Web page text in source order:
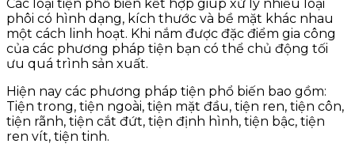
Các loại tiện phổ biến kết hợp giúp xử lý nhiều loại
phôi có hình dạng, kích thước và bề mặt khác nhau
một cách linh hoạt. Khi nắm được đặc điểm gia công
của các phương pháp tiện bạn có thể chủ động tối
ưu quá trình sản xuất.
Hiện nay các phương pháp tiện phổ biến bao gồm:
Tiện trong, tiện ngoài, tiện mặt đầu, tiện ren, tiện côn,
tiện rãnh, tiện cắt đứt, tiện định hình, tiện bậc, tiện
ren vít, tiện tinh.